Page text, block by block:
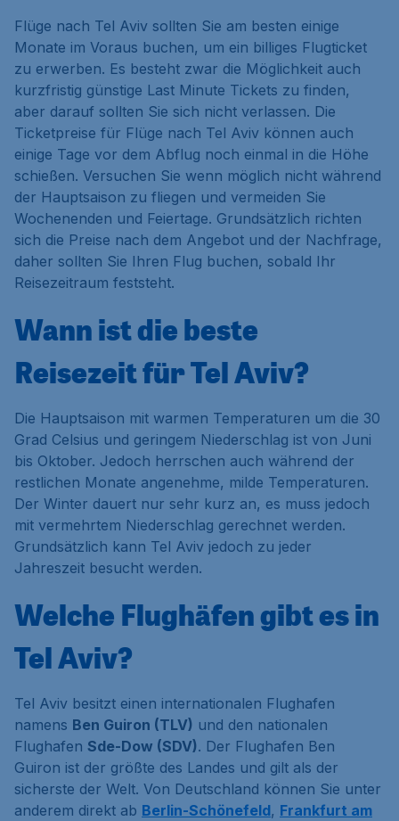
Flüge nach Tel Aviv sollten Sie am besten einige
Monate im Voraus buchen, um ein billiges Flugticket
zu erwerben. Es besteht zwar die Möglichkeit auch
kurzfristig günstige Last Minute Tickets zu finden,
aber darauf sollten Sie sich nicht verlassen. Die
Ticketpreise für Flüge nach Tel Aviv können auch
einige Tage vor dem Abflug noch einmal in die Höhe
schießen. Versuchen Sie wenn möglich nicht während
der Hauptsaison zu fliegen und vermeiden Sie
Wochenenden und Feiertage. Grundsätzlich richten
sich die Preise nach dem Angebot und der Nachfrage,
daher sollten Sie Ihren Flug buchen, sobald Ihr
Reisezeitraum feststeht.
Wann ist die beste
Reisezeit für Tel Aviv?
Die Hauptsaison mit warmen Temperaturen um die 30
Grad Celsius und geringem Niederschlag ist von Juni
bis Oktober. Jedoch herrschen auch während der
restlichen Monate angenehme, milde Temperaturen.
Der Winter dauert nur sehr kurz an, es muss jedoch
mit vermehrtem Niederschlag gerechnet werden.
Grundsätzlich kann Tel Aviv jedoch zu jeder
Jahreszeit besucht werden.
Welche Flughäfen gibt es in
Tel Aviv?
Tel Aviv besitzt einen internationalen Flughafen
namens Ben Guiron (TLV) und den nationalen
Flughafen Sde-Dow (SDV). Der Flughafen Ben
Guiron ist der größte des Landes und gilt als der
sicherste der Welt. Von Deutschland können Sie unter
anderem direkt ab Berlin-Schönefeld, Frankfurt am